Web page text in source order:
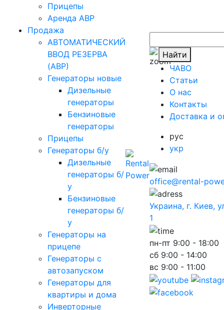
Прицепы
Аренда АВР
Продажа
АВТОМАТИЧЕСКИЙ
ВВОД РЕЗЕРВА
(АВР)
Генераторы новые
Дизельные
генераторы
Бензиновые
генераторы
Прицепы
Генераторы б/у
Дизельные
генераторы б/
у
Бензиновые
генераторы б/
у
Генераторы на
прицепе
Генераторы с
автозапуском
Генераторы для
квартиры и дома
Инверторные
Найти
ЧАВО
Cтатьи
O нас
Контакты
Доставка и
рус
укр
office@rental-
Украина, г. Киев,
1
пн-пт 9:00 - 18:00
сб 9:00 - 14:00
вс 9:00 - 11:00